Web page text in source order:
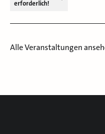
erforderlich!
Alle Veranstaltungen